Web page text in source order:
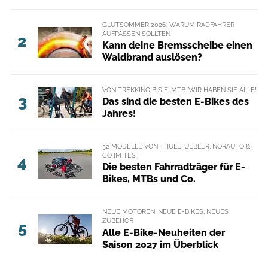
2
GLUTSOMMER 2026: WARUM RADFAHRER
AUFPASSEN SOLLTEN
Kann deine Bremsscheibe einen
Waldbrand auslösen?
3
VON TREKKING BIS E-MTB: WIR HABEN SIE ALLE!
Das sind die besten E-Bikes des
Jahres!
4
32 MODELLE VON THULE, UEBLER, NORAUTO &
CO IM TEST
Die besten Fahrradträger für E-
Bikes, MTBs und Co.
5
NEUE MOTOREN, NEUE E-BIKES, NEUES
ZUBEHÖR
Alle E-Bike-Neuheiten der
Saison 2027 im Überblick